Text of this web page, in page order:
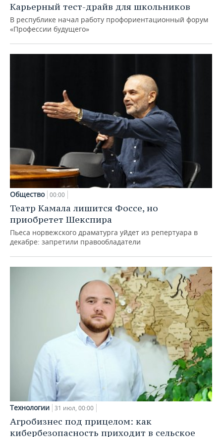
Карьерный тест-драйв для школьников
В республике начал работу профориентационный форум
«Профессии будущего»
Общество 00:00
Театр Камала лишится Фоссе, но
приобретет Шекспира
Пьеса норвежского драматурга уйдет из репертуара в
декабре: запретили правообладатели
Технологии 31 июл, 00:00
Агробизнес под прицелом: как
кибербезопасность приходит в сельское